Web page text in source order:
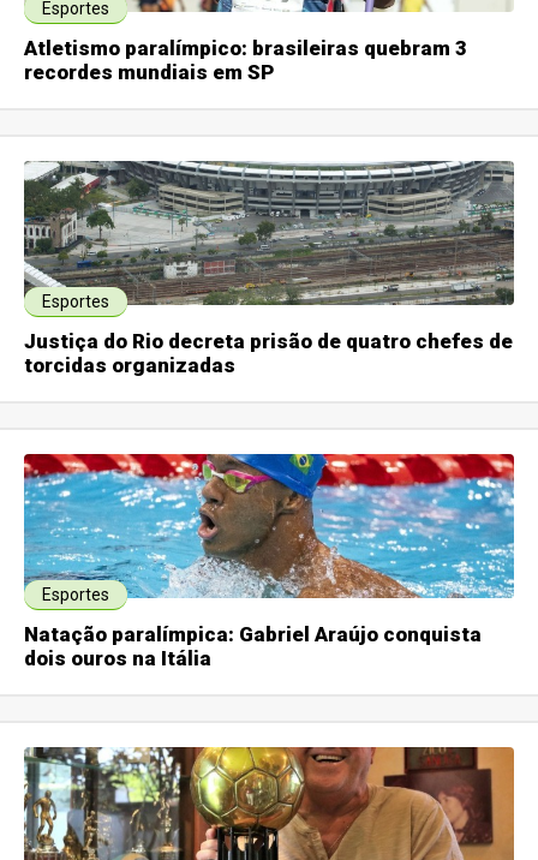
Esportes
Atletismo paralímpico: brasileiras quebram 3
recordes mundiais em SP
Esportes
Justiça do Rio decreta prisão de quatro chefes de
torcidas organizadas
Esportes
Natação paralímpica: Gabriel Araújo conquista
dois ouros na Itália